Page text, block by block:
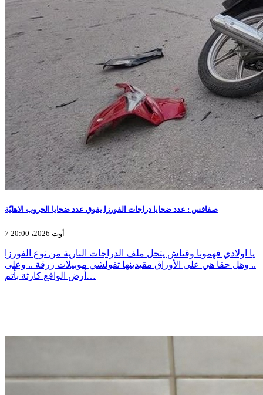
صفاقس : عدد ضحايا دراجات الفورزا يفوق عدد ضحايا الحروب الاهليّة
7 أوت 2026، 20:00
يا اولادي فهمونا وقتاش يتحل ملف الدراجات النارية من نوع الفورزا
.. وهل حقا هي على الأوراق مقيدينها تقولشي موبيلات زرقة .. وعلى
أرض الواقع كارثة بأتم…